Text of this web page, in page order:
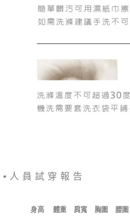
▪️ 人 員 試 穿 報 告
身高 體重 肩寬 胸圍 腰